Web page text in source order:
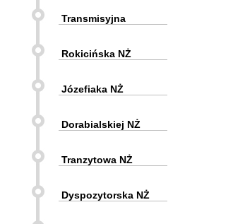
Transmisyjna
Rokicińska NŻ
Józefiaka NŻ
Dorabialskiej NŻ
Tranzytowa NŻ
Dyspozytorska NŻ